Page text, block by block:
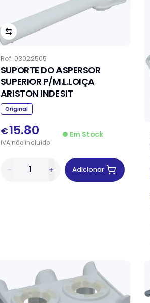
Ref. 03022505
SUPORTE DO ASPERSOR
SUPERIOR P/M.L.LOIÇA
ARISTON INDESIT
Original
€15.80
IVAnãoincluído
Em Stock
Adicionar